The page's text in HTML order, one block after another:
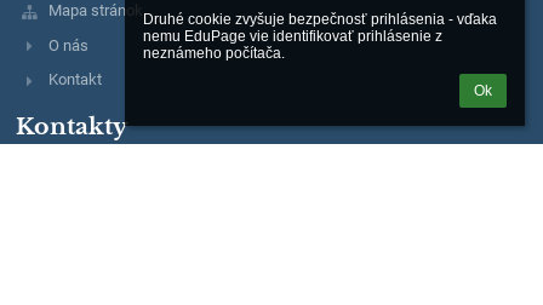
Druhé cookie zvyšuje bezpečnosť prihlásenia - vďaka
nemu EduPage vie identifikovať prihlásenie z
neznámeho počítača.
Ok
Mapa stránok
O nás
Kontakt
Kontakty